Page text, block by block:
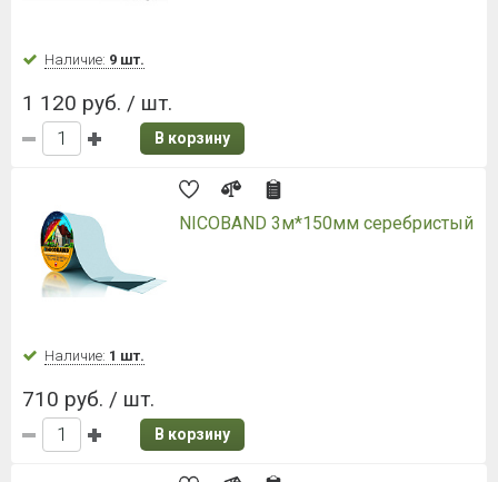
Наличие: 9 шт.
1 120 руб. / шт.
В корзину
NICOBAND 3м*150мм серебристый
Наличие: 1 шт.
710 руб. / шт.
В корзину